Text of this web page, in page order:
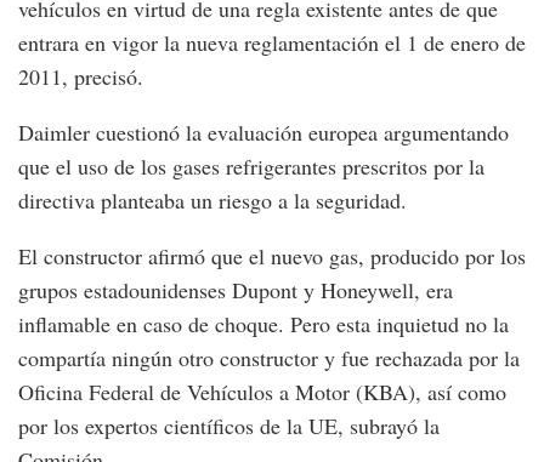
vehículos en virtud de una regla existente antes de que
entrara en vigor la nueva reglamentación el 1 de enero de
2011, precisó.
Daimler cuestionó la evaluación europea argumentando
que el uso de los gases refrigerantes prescritos por la
directiva planteaba un riesgo a la seguridad.
El constructor afirmó que el nuevo gas, producido por los
grupos estadounidenses Dupont y Honeywell, era
inflamable en caso de choque. Pero esta inquietud no la
compartía ningún otro constructor y fue rechazada por la
Oficina Federal de Vehículos a Motor (KBA), así como
por los expertos científicos de la UE, subrayó la